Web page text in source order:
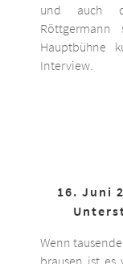
und auch
Hauptbühne
Interview.
16. Juni
Wenn
brausen ist es